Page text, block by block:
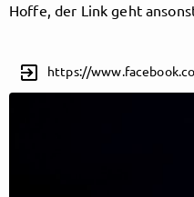
Hoffe, der Link geht
exit_to_app